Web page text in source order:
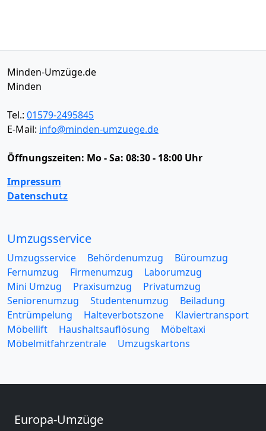
Minden-Umzüge.de
Minden
Tel.: 01579-2495845
E-Mail: info@minden-umzuege.de
Öffnungszeiten: Mo - Sa: 08:30 - 18:00 Uhr
Impressum
Datenschutz
Umzugsservice
Umzugsservice Behördenumzug
Büroumzug
Fernumzug
Firmenumzug
Laborumzug
Mini Umzug
Praxisumzug
Privatumzug
Seniorenumzug
Studentenumzug
Beiladung
Entrümpelung
Halteverbotszone
Klaviertransport
Möbellift
Haushaltsauflösung
Möbeltaxi
Möbelmitfahrzentrale
Umzugskartons
Europa-Umzüge